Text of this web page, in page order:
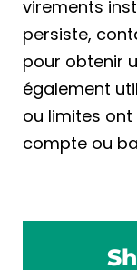
virements
persiste,
pour obtenir
également
ou limites
compte ou